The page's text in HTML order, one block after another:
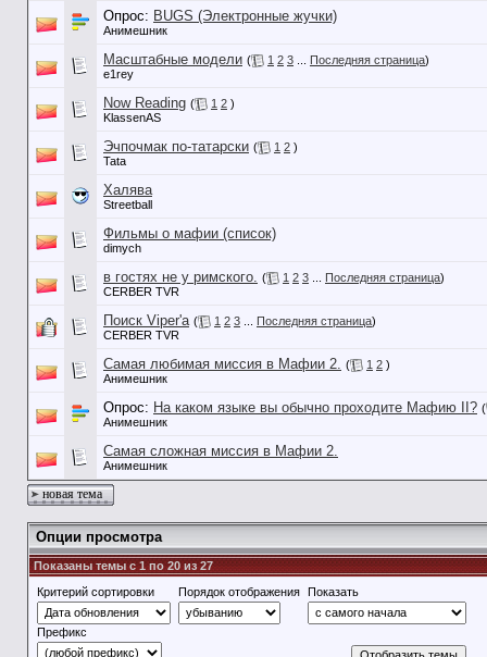
Опрос: BUGS (Электронные жучки)
Анимешник
Масштабные модели ( 1 2 3 Последняя страница)
e1rey
Now Reading ( 1 2 )
KlassenAS
Эчпочмак по-татарски ( 1 2 )
Tata
Халява
Streetball
Фильмы о мафии (список)
dimych
в гостях не у римского. ( 1 2 3 Последняя страница)
CERBER TVR
Поиск Viper'a ( 1 2 3 Последняя страница)
CERBER TVR
Самая любимая миссия в Мафии 2. ( 1 2 )
Анимешник
Опрос: На каком языке вы обычно проходите Мафию II? (
Анимешник
Самая сложная миссия в Мафии 2.
Анимешник
новая тема
Опции просмотра
Показаны темы с 1 по 20 из 27
Критерий сортировки
Порядок отображения Показать
Префикс